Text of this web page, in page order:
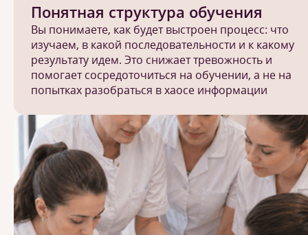
Понятная структура обучения
Вы понимаете, как будет выстроен процесс: что
изучаем, в какой последовательности и к какому
результату идем. Это снижает тревожность и
помогает сосредоточиться на обучении, а не на
попытках разобраться в хаосе информации